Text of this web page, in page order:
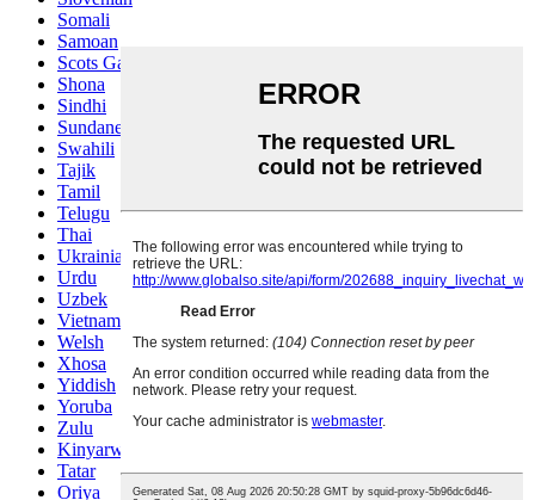
Somali
Samoan
Scots Gaelic
Shona
Sindhi
Sundanese
Swahili
Tajik
Tamil
Telugu
Thai
Ukrainian
Urdu
Uzbek
Vietnamese
Welsh
Xhosa
Yiddish
Yoruba
Zulu
Kinyarwanda
Tatar
Oriya